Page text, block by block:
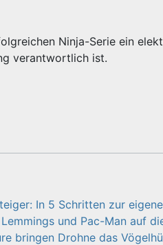
Ninja-Serie ein
verantwortlich ist.
In 5 Schritten zur
und Pac-Man auf
bringen Drohne das